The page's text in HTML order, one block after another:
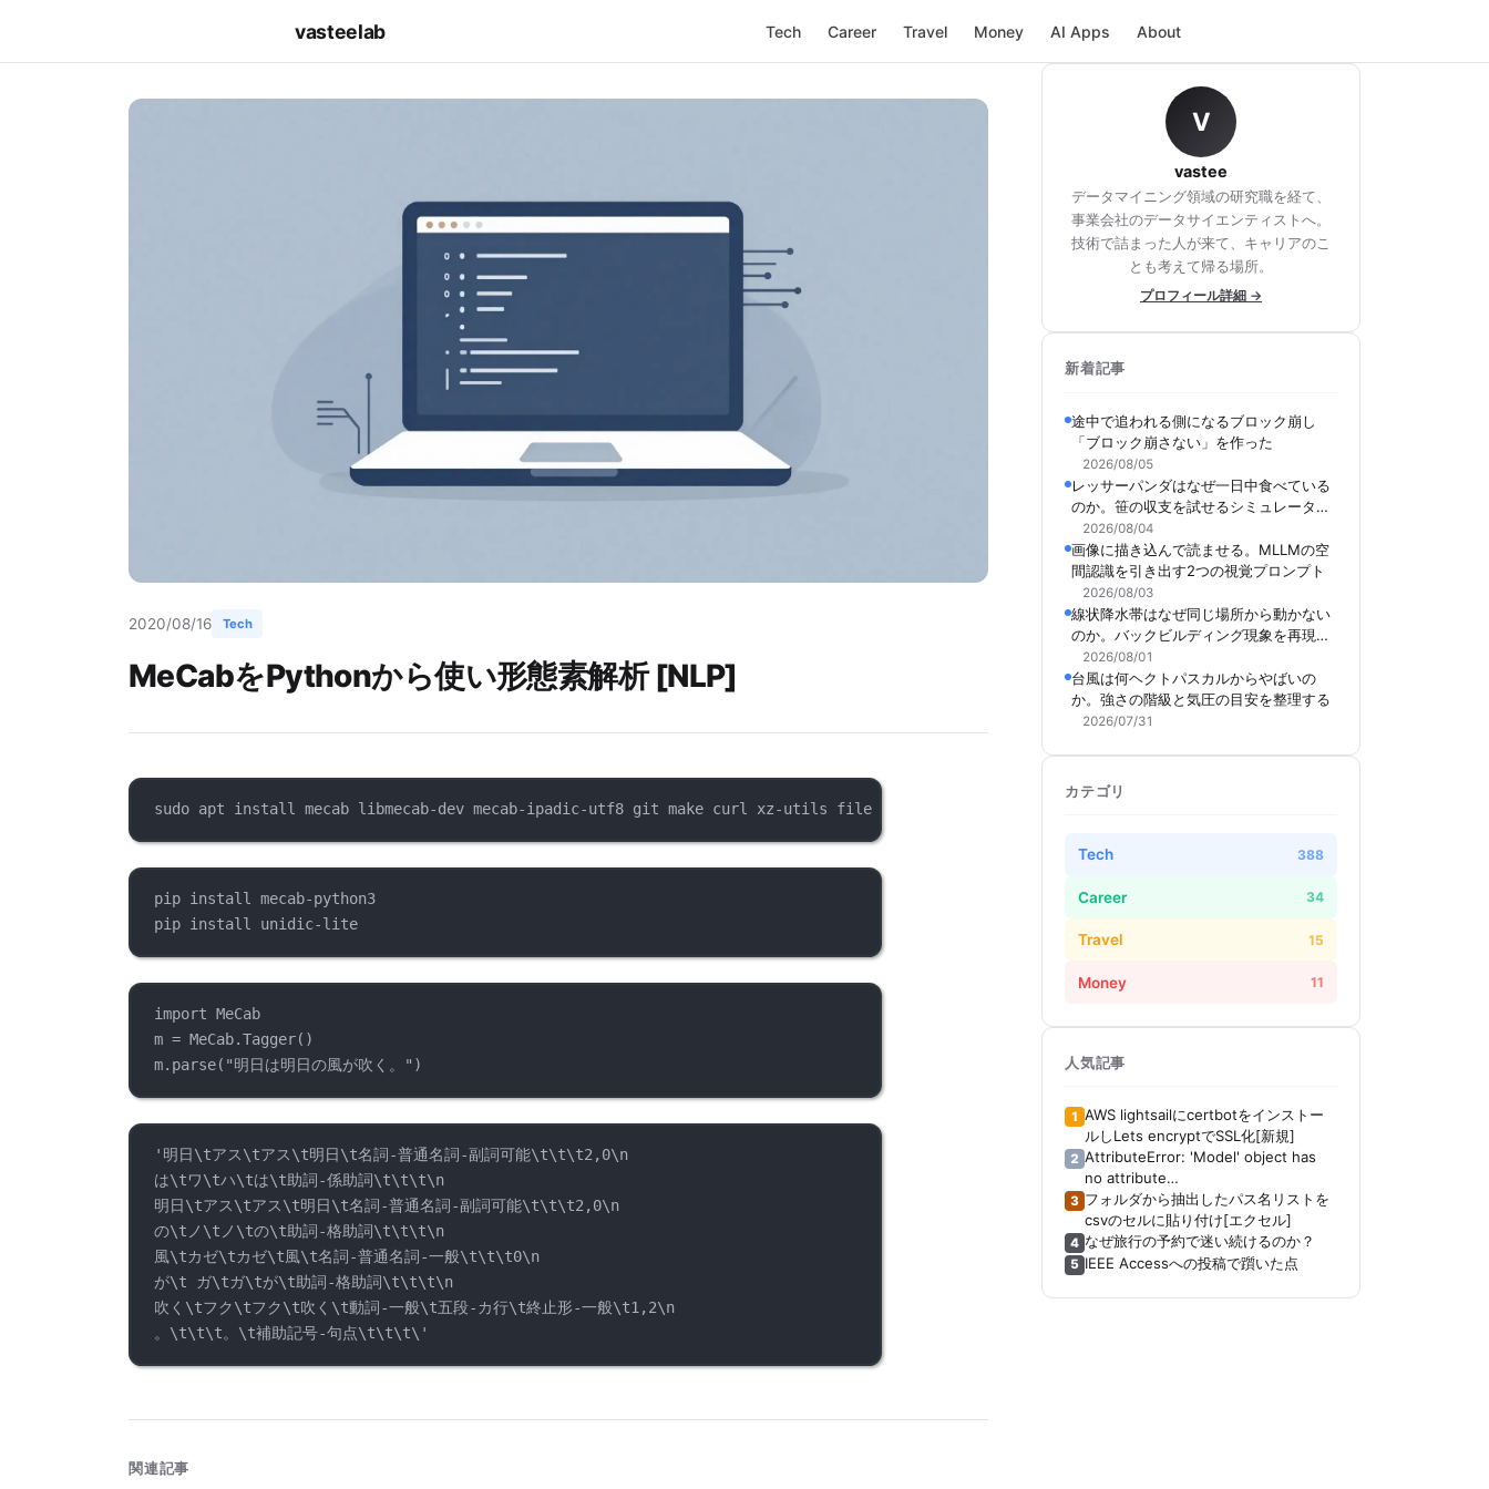
vasteelab Tech Career Travel Money AI Apps About
2020/08/16 Tech
MeCabをPythonから使い形態素解析 [NLP]
sudo apt install mecab libmecab-dev mecab-ipadic-utf8 git make curl xz-utils file swig
pip install mecab-python3
pip install unidic-lite
import MeCab
m = MeCab.Tagger()
m.parse("明日は明日の風が吹く。")
'明日\tアス\tアス\t明日\t名詞-普通名詞-副詞可能\t\t\t2,0\n
は\tワ\tハ\tは\t助詞-係助詞\t\t\t\n
明日\tアス\tアス\t明日\t名詞-普通名詞-副詞可能\t\t\t2,0\n
の\tノ\tノ\tの\t助詞-格助詞\t\t\t\n
風\tカゼ\tカゼ\t風\t名詞-普通名詞-一般\t\t\t0\n
が\t ガ\tガ\tが\t助詞-格助詞\t\t\t\n
吹く\tフク\tフク\t吹く\t動詞-一般\t五段-カ行\t終止形-一般\t1,2\n
。\t\t\t。\t補助記号-句点\t\t\t\'
関連記事
V
vastee
データマイニング領域の研究職を経て、
事業会社のデータサイエンティストへ。
技術で詰まった人が来て、キャリアのこ
とも考えて帰る場所。
プロフィール詳細 →
新着記事
途中で追われる側になるブロック崩し
「ブロック崩さない」を作った
2026/08/05
レッサーパンダはなぜ一日中食べている
のか。笹の収支を試せるシミュレーター
を作った
2026/08/04
画像に描き込んで読ませる。MLLMの空
間認識を引き出す2つの視覚プロンプト
2026/08/03
線状降水帯はなぜ同じ場所から動かない
のか。バックビルディング現象を再現で
きるシミュレーターを作った
2026/08/01
台風は何ヘクトパスカルからやばいの
か。強さの階級と気圧の目安を整理する
2026/07/31
カテゴリ
Tech 388
Career 34
Travel 15
Money 11
人気記事
1 AWS lightsailにcertbotをインストー
ルしLets encryptでSSL化[新規]
2 AttributeError: 'Model' object has
no attribute
'_get_distribution_strategy'[Keras]
[Tensorboard]
3 フォルダから抽出したパス名リストを
csvのセルに貼り付け[エクセル]
4 なぜ旅行の予約で迷い続けるのか？
5 IEEE Accessへの投稿で躓いた点